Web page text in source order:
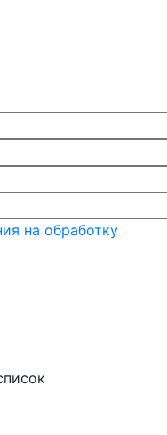
на обработку